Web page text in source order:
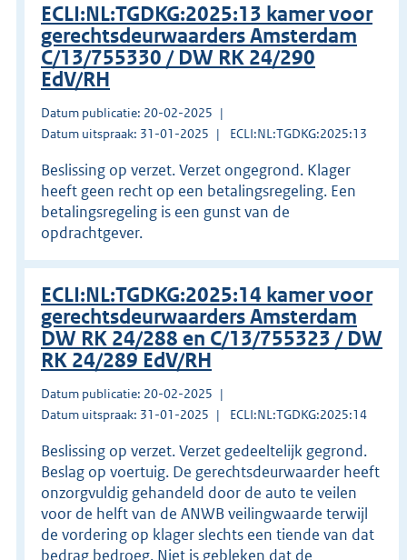
ECLI:NL:TGDKG:2025:13 kamer voor
gerechtsdeurwaarders Amsterdam
C/13/755330 / DW RK 24/290
EdV/RH
Datum publicatie: 20-02-2025
Datum uitspraak: 31-01-2025
ECLI:NL:TGDKG:2025:13
Beslissing op verzet. Verzet ongegrond. Klager
heeft geen recht op een betalingsregeling. Een
betalingsregeling is een gunst van de
opdrachtgever.
ECLI:NL:TGDKG:2025:14 kamer voor
gerechtsdeurwaarders Amsterdam
DW RK 24/288 en C/13/755323 / DW
RK 24/289 EdV/RH
Datum publicatie: 20-02-2025
Datum uitspraak: 31-01-2025
ECLI:NL:TGDKG:2025:14
Beslissing op verzet. Verzet gedeeltelijk gegrond.
Beslag op voertuig. De gerechtsdeurwaarder heeft
onzorgvuldig gehandeld door de auto te veilen
voor de helft van de ANWB veilingwaarde terwijl
de vordering op klager slechts een tiende van dat
bedrag bedroeg. Niet is gebleken dat de